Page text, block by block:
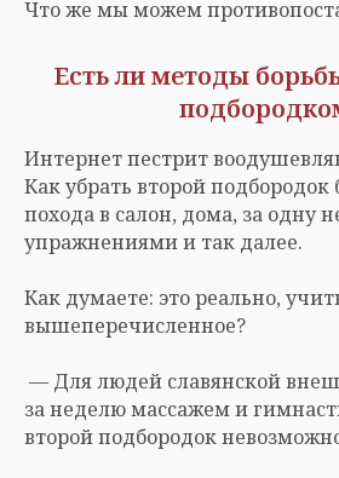
Что же мы можем
Есть ли методы
Интернет пестрит
Как убрать второй подбородок
похода в салон, дома, за одну
упражнениями и так далее.
Как думаете: это реально,
вышеперечисленное?
— Для людей славянской
за неделю массажем и
второй подбородок